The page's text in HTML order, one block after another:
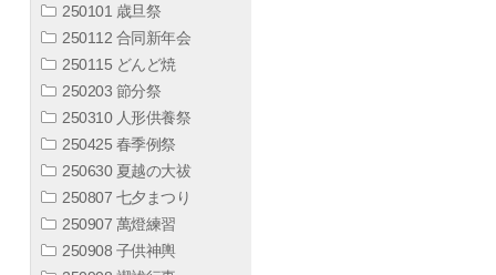
250101 歳旦祭
250112 合同新年会
250115 どんど焼
250203 節分祭
250310 人形供養祭
250425 春季例祭
250630 夏越の大祓
250807 七夕まつり
250907 萬燈練習
250908 子供神輿